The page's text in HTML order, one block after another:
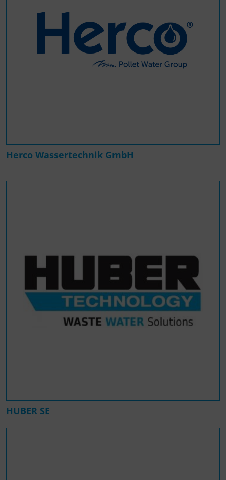
Herco Wassertechnik GmbH
HUBER SE